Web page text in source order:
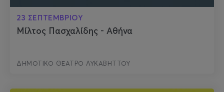
23 ΣΕΠΤΕΜΒΡΙΟΥ
Μίλτος Πασχαλίδης - Αθήνα
ΔΗΜΟΤΙΚΟ ΘΕΑΤΡΟ ΛΥΚΑΒΗΤΤΟΥ